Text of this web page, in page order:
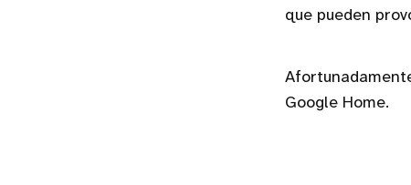
que pueden
Google Home.